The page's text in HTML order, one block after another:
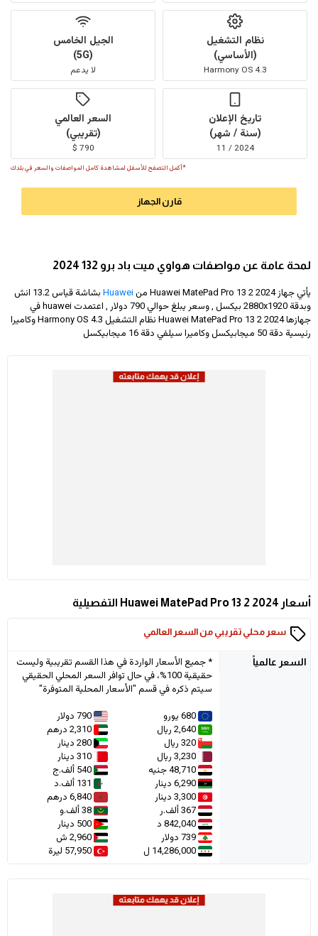
نظام التشغيل
(الأساسي)
Harmony OS 4.3
الجيل الخامس
(5G)
لا يدعم
تاريخ الإعلان
(سنة / شهر)
2024 / 11
السعر العالمي
(تقريبي)
790 $
*أكمل التصفح للأسفل لمشاهدة كامل المواصفات والسعر في بلدك
قارن الجهاز
لمحة عامة عن مواصفات هواوي ميت باد برو 132 2024
يأتي جهاز Huawei MatePad Pro 13 2 2024 من Huawei
بشاشة قياس 13.2 انش
وبدقة 2880x1920 بيكسل , وسعر يبلغ حوالي 790 دولار
, اعتمدت huawei في
جهازها Huawei MatePad Pro 13 2 2024 نظام التشغيل Harmony OS 4.3 وكاميرا
رئيسية دقة 50 ميجابيكسل وكاميرا سيلفي دقة 16 ميجابيكسل
أسعار Huawei MatePad Pro 13 2 2024 التفصيلية
سعر محلي تقريبي من السعر العالمي
السعر عالمياً
* جميع الأسعار الواردة في هذا القسم تقريبية وليست
حقيقية 100%، في حال توافر السعر المحلي الحقيقي
سيتم ذكره في قسم "الأسعار المحلية المتوفرة"
680 يورو
790 دولار
2,640 ريال
2,310 درهم
320 ريال
280 دينار
3,230 ريال
310 دينار
48,710 جنيه
540 ألف.ج
6,290 دينار
131 ألف.د
3,300 دينار
6,840 درهم
367 ألف.ر
38 ألف.و
842,040 د
500 دينار
739 دولار
2,960 ش
14,286,000 ل
57,950 ليرة